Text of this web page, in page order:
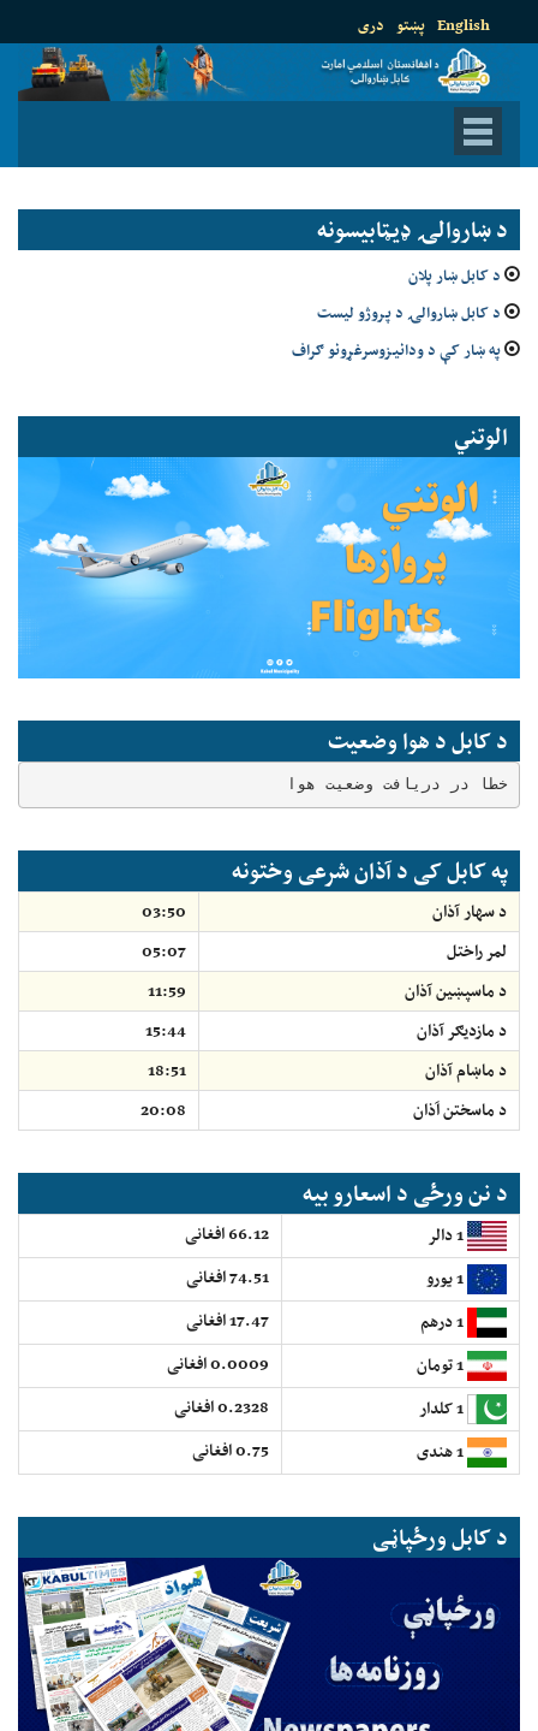
دری پښتو English
د ښاروالۍ ډيټابيسونه
د کابل ښار پلان
د کابل ښاروالۍ د پروژو لیست
په ښار کې د ودانیزوسرغړونو ګراف
الوتني
د کابل د هوا وضعیت
خطا در دریافت وضعیت هوا
په کابل کی د آذان شرعی وختونه
د سهار آذان
03:50
لمر راختل
05:07
د ماسپښين آذان
11:59
د مازديګر آذان
15:44
د ماښام آذان
18:51
د ماسختن اَذان
20:08
د نن ورځی د اسعارو بیه
66.12 افغانی
74.51 افغانی
17.47 افغانی
0.0009 افغانی
0.2328 افغانی
0.75 افغانی
د کابل ورځپاڼی